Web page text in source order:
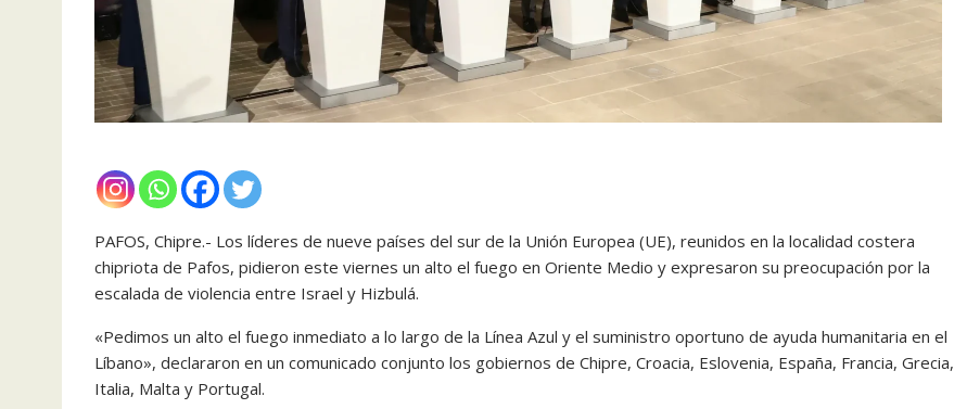
PAFOS, Chipre.- Los líderes de nueve países del sur de la Unión Europea (UE), reunidos en la localidad costera
chipriota de Pafos, pidieron este viernes un alto el fuego en Oriente Medio y expresaron su preocupación por la
escalada de violencia entre Israel y Hizbulá.
«Pedimos un alto el fuego inmediato a lo largo de la Línea Azul y el suministro oportuno de ayuda humanitaria en el
Líbano», declararon en un comunicado conjunto los gobiernos de Chipre, Croacia, Eslovenia, España, Francia, Grecia,
Italia, Malta y Portugal.